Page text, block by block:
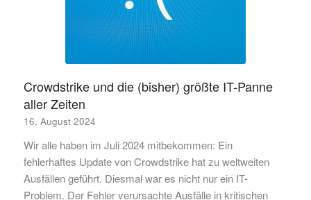
Crowdstrike und die (bisher) größte IT-Panne
aller Zeiten
16. August 2024
Wir alle haben im Juli 2024 mitbekommen: Ein
fehlerhaftes Update von Crowdstrike hat zu weltweiten
Ausfällen geführt. Diesmal war es nicht nur ein IT-
Problem. Der Fehler verursachte Ausfälle in kritischen